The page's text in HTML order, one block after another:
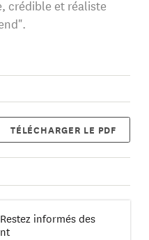
crédible et réaliste
TÉLÉCHARGER LE PDF
informés des